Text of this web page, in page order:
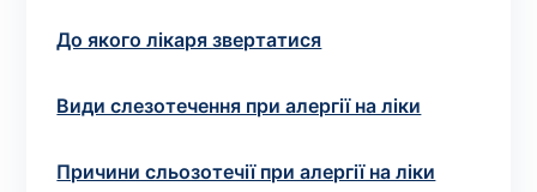
До якого лікаря звертатися
Види слезотечення при алергії на ліки
Причини сльозотечії при алергії на ліки
Вибрати клініку
Оформити замовлення